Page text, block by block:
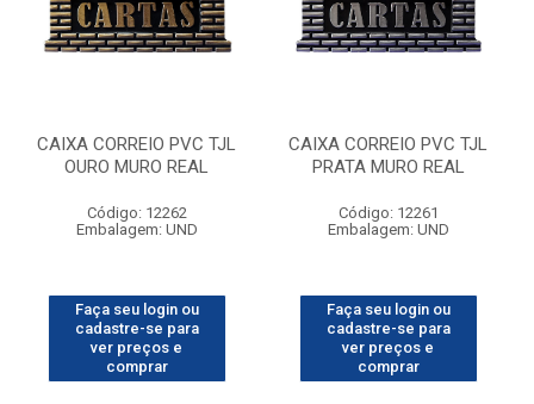
CAIXA CORREIO PVC TJL
OURO MURO REAL
Código: 12262
Embalagem: UND
Faça seu login ou
cadastre-se para
ver preços e
comprar
CAIXA CORREIO PVC TJL
PRATA MURO REAL
Código: 12261
Embalagem: UND
Faça seu login ou
cadastre-se para
ver preços e
comprar